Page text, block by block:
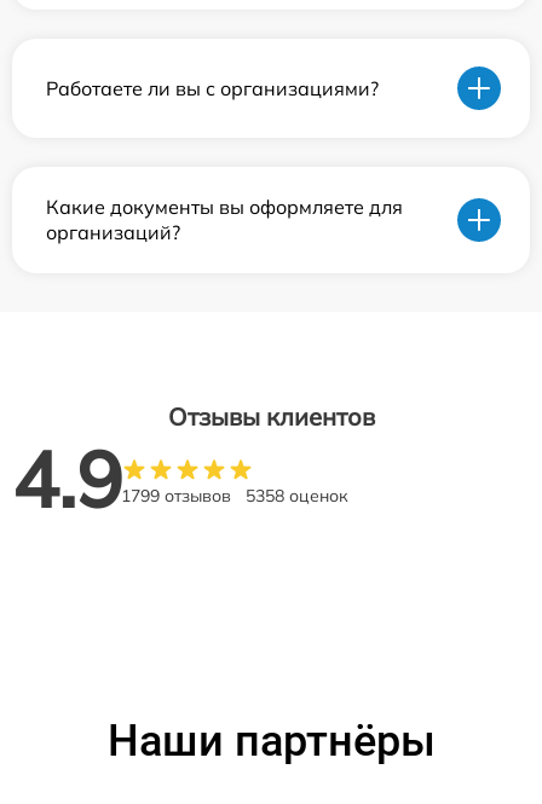
Работаете ли вы с организациями?
Какие документы вы оформляете для
организаций?
Отзывы клиентов
4.91799 отзывов 5358 оценок
Наши партнёры